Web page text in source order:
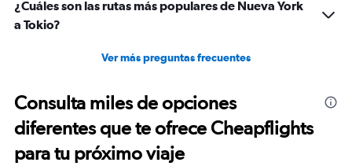
¿Cuáles son las rutas más populares de Nueva York
a Tokio?
Ver más preguntas frecuentes
Consulta miles de opciones
diferentes que te ofrece Cheapflights
para tu próximo viaje